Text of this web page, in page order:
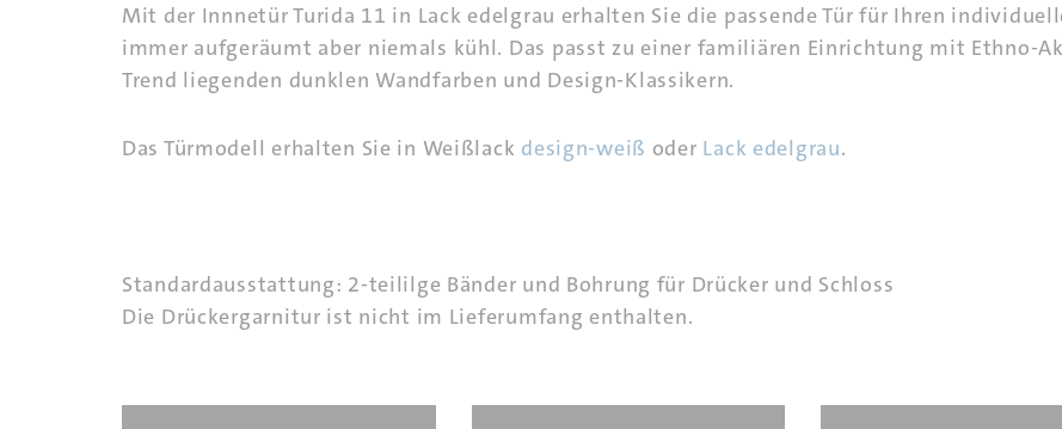
Mit der Innnetür Turida 11 in Lack edelgrau erhalten Sie die passende Tür für Ihren
immer aufgeräumt aber niemals kühl. Das passt zu einer familiären Einrichtung mit Ethno-
Trend liegenden dunklen Wandfarben und Design-Klassikern.
Das Türmodell erhalten Sie in Weißlack design-weiß oder Lack edelgrau.
Standardausstattung: 2-teililge Bänder und Bohrung für Drücker und Schloss
Die Drückergarnitur ist nicht im Lieferumfang enthalten.